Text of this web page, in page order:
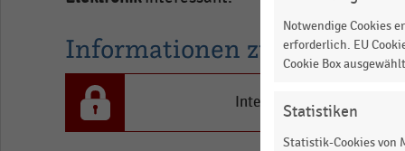
Prozent).
Informationen zur Statistik
Interesse an den
Notwendige Cookies
erforderlich. EU
Cookie Box
Statistiken
Statistik-Cookies von